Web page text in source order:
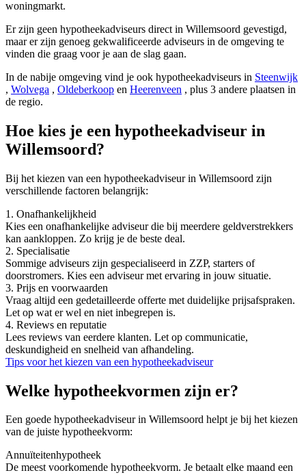
woningmarkt.
Er zijn geen hypotheekadviseurs direct in Willemsoord gevestigd,
maar er zijn genoeg gekwalificeerde adviseurs in de omgeving te
vinden die graag voor je aan de slag gaan.
In de nabije omgeving vind je ook hypotheekadviseurs in Steenwijk
, Wolvega , Oldeberkoop en Heerenveen , plus 3 andere plaatsen in
de regio.
Hoe kies je een hypotheekadviseur in
Willemsoord?
Bij het kiezen van een hypotheekadviseur in Willemsoord zijn
verschillende factoren belangrijk:
1. Onafhankelijkheid
Kies een onafhankelijke adviseur die bij meerdere geldverstrekkers
kan aankloppen. Zo krijg je de beste deal.
2. Specialisatie
Sommige adviseurs zijn gespecialiseerd in ZZP, starters of
doorstromers. Kies een adviseur met ervaring in jouw situatie.
3. Prijs en voorwaarden
Vraag altijd een gedetailleerde offerte met duidelijke prijsafspraken.
Let op wat er wel en niet inbegrepen is.
4. Reviews en reputatie
Lees reviews van eerdere klanten. Let op communicatie,
deskundigheid en snelheid van afhandeling.
Tips voor het kiezen van een hypotheekadviseur
Welke hypotheekvormen zijn er?
Een goede hypotheekadviseur in Willemsoord helpt je bij het kiezen
van de juiste hypotheekvorm:
Annuïteitenhypotheek
De meest voorkomende hypotheekvorm. Je betaalt elke maand een